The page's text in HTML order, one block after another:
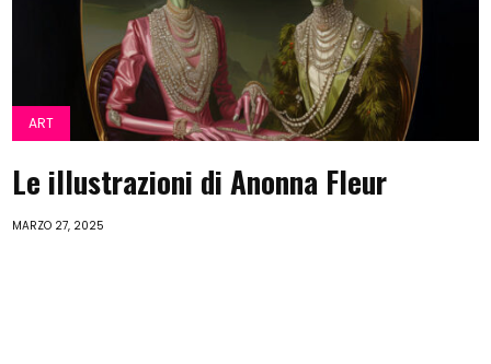
ART
Le illustrazioni di Anonna Fleur
MARZO 27, 2025